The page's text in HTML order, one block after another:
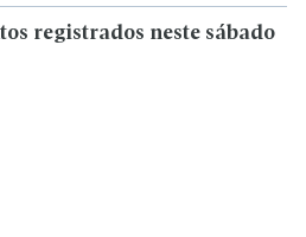
registrados neste sábado